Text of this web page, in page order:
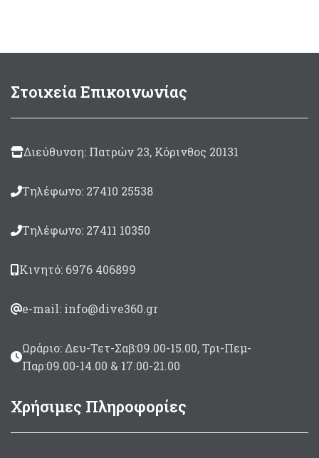
Στοιχεία Επικοινωνίας
Διεύθυνση: Πατρών 23, Κόρινθος 20131
Τηλέφωνο: 27410 25538
Τηλέφωνο: 27411 10350
Κινητό: 6976 406899
e-mail: info@dive360.gr
Ωράριο: Δευ-Τετ-Σαβ:09.00-15.00, Τρι-Πεμ-
Παρ:09.00-14.00 & 17.00-21.00
Χρήσιμες Πληροφορίες